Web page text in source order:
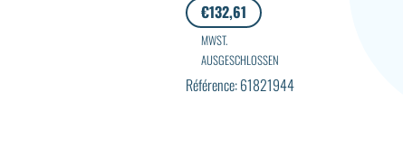
€132,61
MWST.
AUSGESCHLOSSEN
Référence: 61821944